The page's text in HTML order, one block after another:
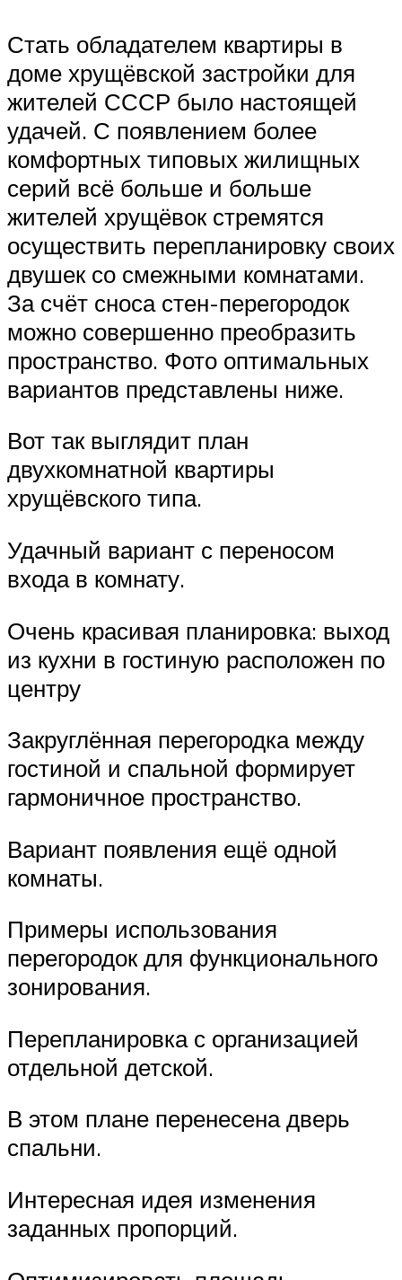
Стать обладателем квартиры в
доме хрущёвской застройки для
жителей СССР было настоящей
удачей. С появлением более
комфортных типовых жилищных
серий всё больше и больше
жителей хрущёвок стремятся
осуществить перепланировку своих
двушек со смежными комнатами.
За счёт сноса стен-перегородок
можно совершенно преобразить
пространство. Фото оптимальных
вариантов представлены ниже.
Вот так выглядит план
двухкомнатной квартиры
хрущёвского типа.
Удачный вариант с переносом
входа в комнату.
Очень красивая планировка: выход
из кухни в гостиную расположен по
центру
Закруглённая перегородка между
гостиной и спальной формирует
гармоничное пространство.
Вариант появления ещё одной
комнаты.
Примеры использования
перегородок для функционального
зонирования.
Перепланировка с организацией
отдельной детской.
В этом плане перенесена дверь
спальни.
Интересная идея изменения
заданных пропорций.